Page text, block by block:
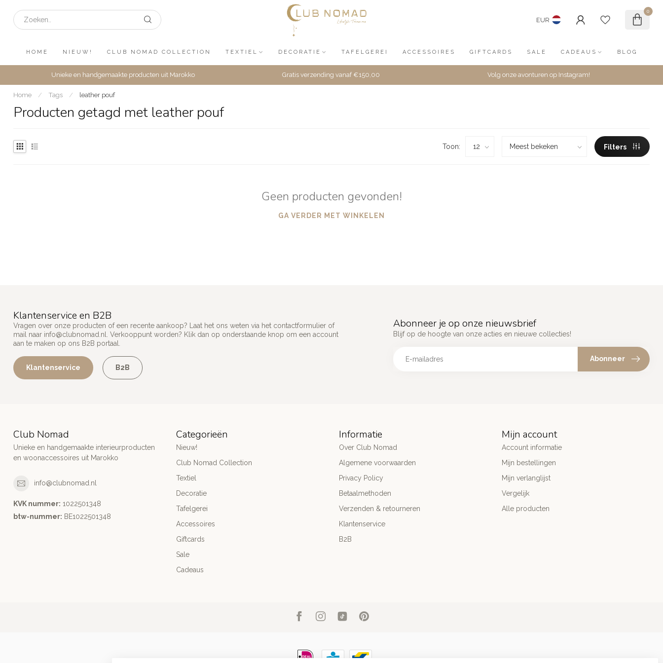
EUR
0
HOME NIEUW! CLUB NOMAD COLLECTION TEXTIEL DECORATIE TAFELGEREI ACCESSOIRES GIFTCARDS SALE CADEAUS BLOG
Unieke en handgemaakte producten uit Marokko Gratis verzending vanaf €150,00 Volg onze avonturen op Instagram!
Home / Tags / leather pouf
Producten getagd met leather pouf
Toon: Filters
Geen producten gevonden!
GA VERDER MET WINKELEN
Klantenservice en B2B
Vragen over onze producten of een recente aankoop? Laat het ons weten via het contactformulier of
mail naar info@clubnomad.nl
. Verkooppunt worden? Klik dan op onderstaande knop om een account
aan te maken op ons B2B portaal.
Klantenservice B2B
Abonneer je op onze nieuwsbrief
Blijf op de hoogte van onze acties en nieuwe collecties!
Abonneer
Club Nomad
Unieke en handgemaakte interieurproducten
en woonaccessoires uit Marokko
info@clubnomad.nl
KVK nummer: 1022501348
btw-nummer: BE1022501348
Categorieën
Nieuw!
Club Nomad Collection
Textiel
Decoratie
Tafelgerei
Accessoires
Giftcards
Sale
Cadeaus
Informatie
Over Club Nomad
Algemene voorwaarden
Privacy Policy
Betaalmethoden
Verzenden & retourneren
Klantenservice
B2B
Mijn account
Account informatie
Mijn bestellingen
Mijn verlanglijst
Vergelijk
Alle producten